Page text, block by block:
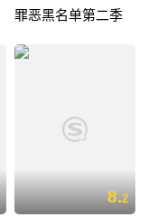
罪恶黑名单第二季
8.2